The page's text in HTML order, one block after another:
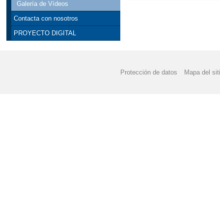
Galería de Vídeos
Contacta con nosotros
PROYECTO DIGITAL
Protección de datos Mapa del